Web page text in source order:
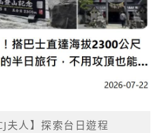
夫人】探索台日遊程